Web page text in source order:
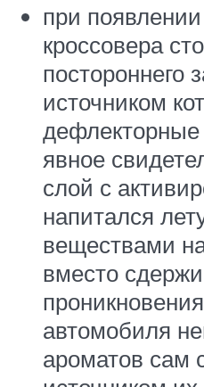
при
кроссовера
постороннего
источником
дефлекторные
явное
слой с
напитался
веществами
вместо
автомобиля
ароматов сам